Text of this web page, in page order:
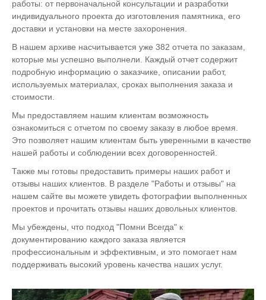
работы: от первоначальной консультации и разработки
индивидуального проекта до изготовления памятника, его
доставки и установки на месте захоронения.
В нашем архиве насчитывается уже 382 отчета по заказам,
которые мы успешно выполнели. Каждый отчет содержит
подробную информацию о заказчике, описании работ,
используемых материалах, сроках выполнения заказа и
стоимости.
Мы предоставляем нашим клиентам возможность
ознакомиться с отчетом по своему заказу в любое время.
Это позволяет нашим клиентам быть уверенными в качестве
нашей работы и соблюдении всех договоренностей.
Также мы готовы предоставить примеры наших работ и
отзывы наших клиентов. В разделе "Работы и отзывы" на
нашем сайте вы можете увидеть фотографии выполненных
проектов и прочитать отзывы наших довольных клиентов.
Мы убеждены, что подход "Помни Всегда" к
документированию каждого заказа является
профессиональным и эффективным, и это помогает нам
поддерживать высокий уровень качества наших услуг.